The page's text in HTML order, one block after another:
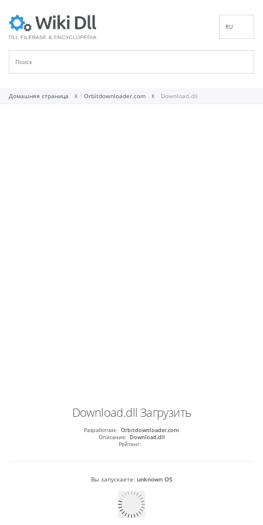
RU
Домашняя страница Orbitdownloader.com Download.dll
Download.dll Загрузить
Разработчик: Orbitdownloader.com
Описание: Download.dll
Рейтинг:
Вы запускаете: unknown OS